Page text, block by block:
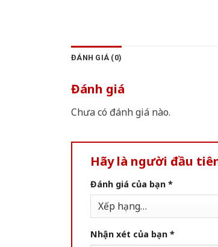
ĐÁNH GIÁ (0)
Đánh giá
Chưa có đánh giá nào.
Hãy là người đầu tiên
Đánh giá của bạn *
Nhận xét của bạn *